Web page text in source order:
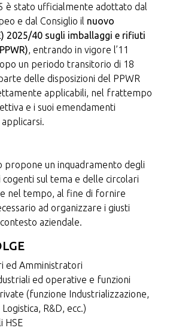
è stato ufficialmente adottato dal
e dal Consiglio il nuovo
2025/40 sugli imballaggi e rifiuti
, entrando in vigore l’11
un periodo transitorio di 18
delle disposizioni del PPWR
applicabili, nel frattempo
e i suoi emendamenti
propone un inquadramento degli
sul tema e delle circolari
nel tempo, al fine di fornire
ad organizzare i giusti
aziendale.
ed Amministratori
ed operative e funzioni
(funzione Industrializzazione,
R&D, ecc.)
HSE